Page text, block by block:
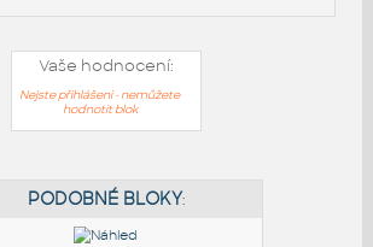
Vaše hodnocení:
Nejste přihlášeni - nemůžete
hodnotit blok